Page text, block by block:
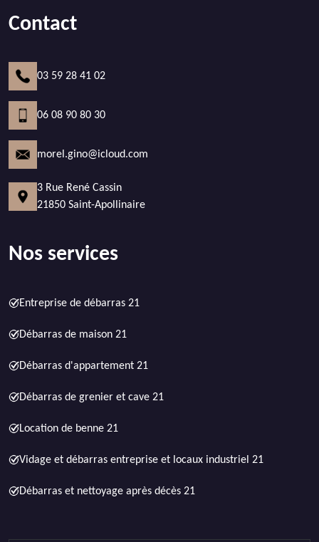
Contact
03 59 28 41 02
06 08 90 80 30
morel.gino@icloud.com
3 Rue René Cassin
21850 Saint-Apollinaire
Nos services
Entreprise de débarras 21
Débarras de maison 21
Débarras d'appartement 21
Débarras de grenier et cave 21
Location de benne 21
Vidage et débarras entreprise et locaux industriel 21
Débarras et nettoyage après décès 21